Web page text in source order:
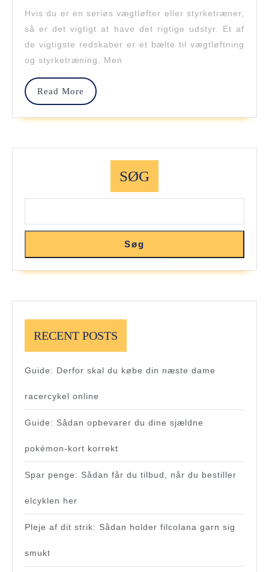
Vægtløftning
Og
Hvis du er en seriøs vægtløfter eller styrketræner,
så er det vigtigt at have det rigtige udstyr. Et af
de vigtigste redskaber er et bælte til vægtløftning
og styrketræning. Men
Read More
Read
SØG
Søg
RECENT POSTS
Guide: Derfor skal du købe din næste dame
racercykel online
Guide: Sådan opbevarer du dine sjældne
pokémon-kort korrekt
Spar penge: Sådan får du tilbud, når du bestiller
elcyklen her
Pleje af dit strik: Sådan holder filcolana garn sig
smukt